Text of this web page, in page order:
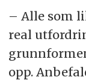
– Alle som
real
opp.